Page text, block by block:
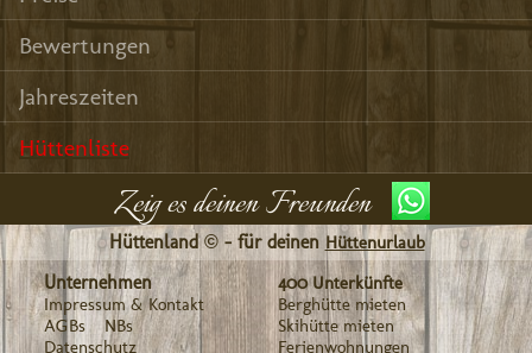
Bewertungen
Jahreszeiten
Hüttenliste
Zeig es deinen Freunden
Hüttenland © - für deinen Hüttenurlaub
Unternehmen
Impressum & Kontakt
AGBs
NBs
Datenschutz
400 Unterkünfte
Berghütte mieten
Skihütte mieten
Ferienwohnungen